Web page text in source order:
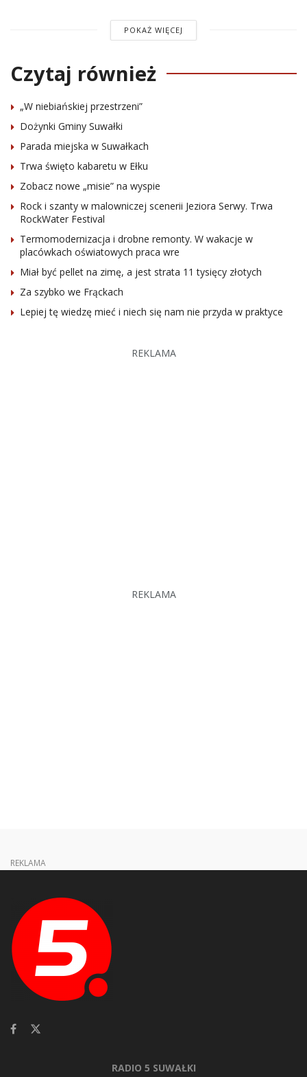
POKAŻ WIĘCEJ
Czytaj również
„W niebiańskiej przestrzeni”
Dożynki Gminy Suwałki
Parada miejska w Suwałkach
Trwa święto kabaretu w Ełku
Zobacz nowe „misie” na wyspie
Rock i szanty w malowniczej scenerii Jeziora Serwy. Trwa
RockWater Festival
Termomodernizacja i drobne remonty. W wakacje w
placówkach oświatowych praca wre
Miał być pellet na zimę, a jest strata 11 tysięcy złotych
Za szybko we Frąckach
Lepiej tę wiedzę mieć i niech się nam nie przyda w praktyce
REKLAMA
REKLAMA
REKLAMA
RADIO 5 SUWAŁKI